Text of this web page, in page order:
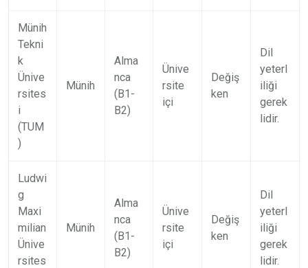
Münih
Tekni
k
Ünive
rsites
i
(TUM
)
Münih
Alma
nca
(B1-
B2)
Ünive
rsite
içi
Değiş
ken
Dil
yeterl
iliği
gerek
lidir.
Ludwi
g
Maxi
milian
Ünive
rsites
Münih
Alma
nca
(B1-
B2)
Ünive
rsite
içi
Değiş
ken
Dil
yeterl
iliği
gerek
lidir.